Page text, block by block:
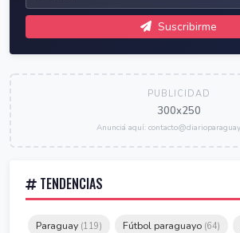
Suscribirme
PUBLICIDAD
300x250
Anunciá aquí:
TENDENCIAS
Paraguay (119) Fútbol paraguayo (64)